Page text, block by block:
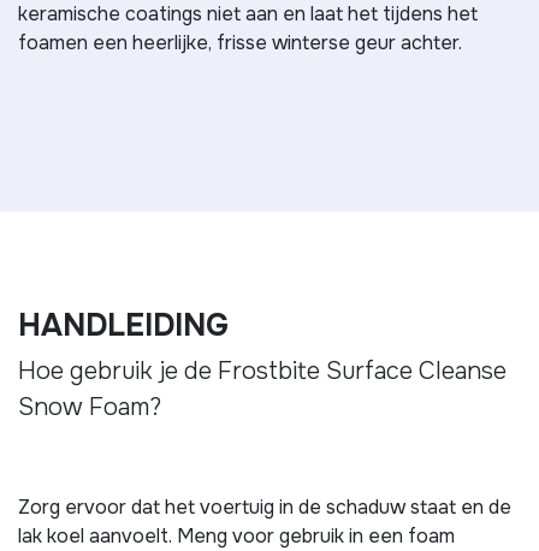
keramische coatings niet aan en laat het tijdens het
foamen een heerlijke, frisse winterse geur achter.
HANDLEIDING
Hoe gebruik je de Frostbite Surface Cleanse
Snow Foam?
Zorg ervoor dat het voertuig in de schaduw staat en de
lak koel aanvoelt. Meng voor gebruik in een foam